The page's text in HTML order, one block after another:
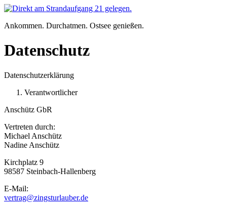
Zum
springen
Ankommen. Durchatmen. Ostsee genießen.
Datenschutz
Datenschutzerklärung
Verantwortlicher
Anschütz GbR
Vertreten durch:
Michael Anschütz
Nadine Anschütz
Kirchplatz 9
98587 Steinbach-Hallenberg
E-Mail:
vertrag@zingsturlauber.de